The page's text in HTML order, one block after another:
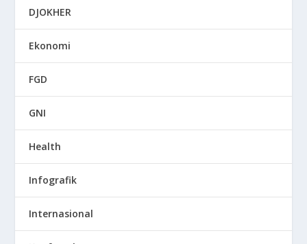
DJOKHER
Ekonomi
FGD
GNI
Health
Infografik
Internasional